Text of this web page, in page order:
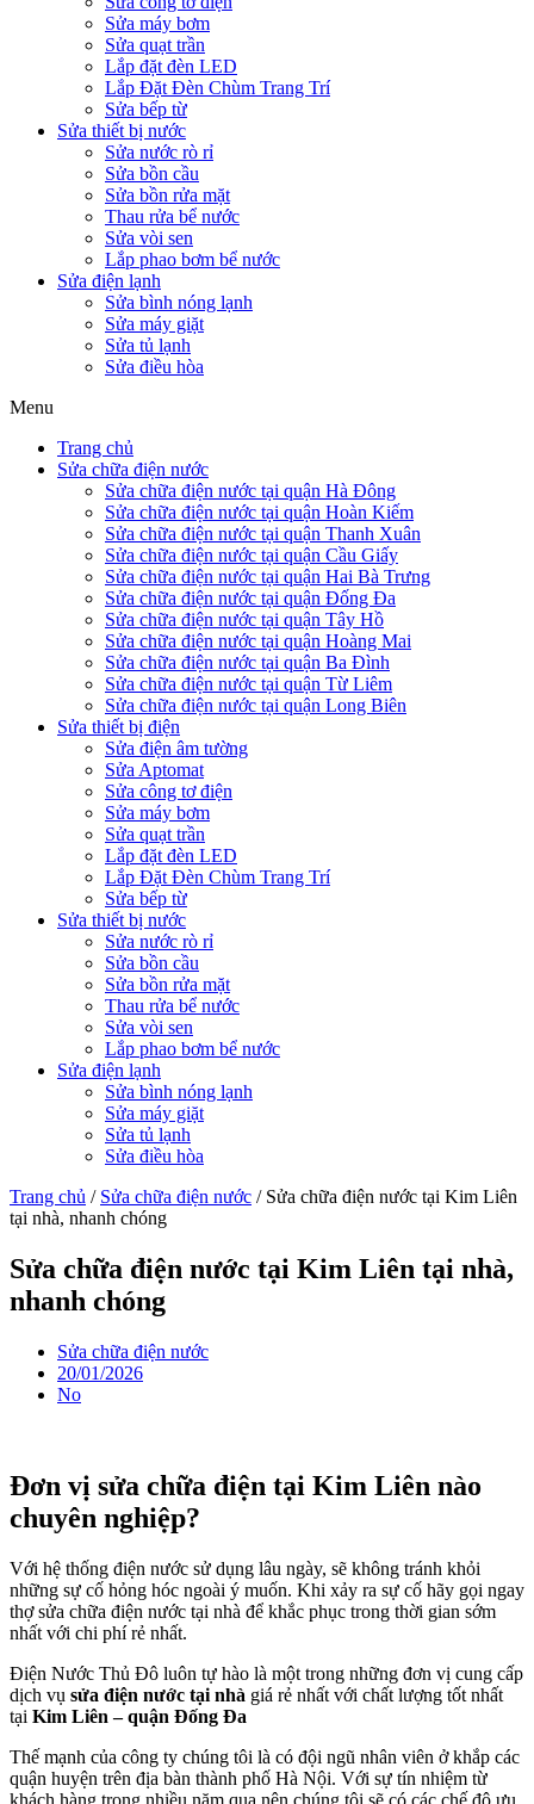
Sửa máy bơm
Sửa quạt trần
Lắp đặt đèn LED
Lắp Đặt Đèn Chùm Trang Trí
Sửa bếp từ
Sửa thiết bị nước
Sửa nước rò rỉ
Sửa bồn cầu
Sửa bồn rửa mặt
Thau rửa bể nước
Sửa vòi sen
Lắp phao bơm bể nước
Sửa điện lạnh
Sửa bình nóng lạnh
Sửa máy giặt
Sửa tủ lạnh
Sửa điều hòa
Menu
Trang chủ
Sửa chữa điện nước
Sửa chữa điện nước tại quận Hà Đông
Sửa chữa điện nước tại quận Hoàn Kiếm
Sửa chữa điện nước tại quận Thanh Xuân
Sửa chữa điện nước tại quận Cầu Giấy
Sửa chữa điện nước tại quận Hai Bà Trưng
Sửa chữa điện nước tại quận Đống Đa
Sửa chữa điện nước tại quận Tây Hồ
Sửa chữa điện nước tại quận Hoàng Mai
Sửa chữa điện nước tại quận Ba Đình
Sửa chữa điện nước tại quận Từ Liêm
Sửa chữa điện nước tại quận Long Biên
Sửa thiết bị điện
Sửa điện âm tường
Sửa Aptomat
Sửa công tơ điện
Sửa máy bơm
Sửa quạt trần
Lắp đặt đèn LED
Lắp Đặt Đèn Chùm Trang Trí
Sửa bếp từ
Sửa thiết bị nước
Sửa nước rò rỉ
Sửa bồn cầu
Sửa bồn rửa mặt
Thau rửa bể nước
Sửa vòi sen
Lắp phao bơm bể nước
Sửa điện lạnh
Sửa bình nóng lạnh
Sửa máy giặt
Sửa tủ lạnh
Sửa điều hòa
Trang chủ / Sửa chữa điện nước / Sửa chữa điện nước tại Kim Liên
tại nhà, nhanh chóng
Sửa chữa điện nước tại Kim Liên tại nhà,
nhanh chóng
Sửa chữa điện nước
20/01/2026
No
Đơn vị sửa chữa điện tại Kim Liên nào
chuyên nghiệp?
Với hệ thống điện nước sử dụng lâu ngày, sẽ không tránh khỏi
những sự cố hỏng hóc ngoài ý muốn. Khi xảy ra sự cố hãy gọi ngay
thợ sửa chữa điện nước tại nhà để khắc phục trong thời gian sớm
nhất với chi phí rẻ nhất.
Điện Nước Thủ Đô luôn tự hào là một trong những đơn vị cung cấp
dịch vụ sửa điện nước tại nhà giá rẻ nhất với chất lượng tốt nhất
tại Kim Liên – quận Đống Đa
Thế mạnh của công ty chúng tôi là có đội ngũ nhân viên ở khắp các
quận huyện trên địa bàn thành phố Hà Nội. Với sự tín nhiệm từ
khách hàng trong nhiều năm qua nên chúng tôi sẽ có các chế độ ưu